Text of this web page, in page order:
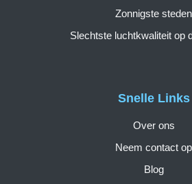
Snelle Links
Over ons
Neem contact op
Blog
Zonnigste steden
Slechtste luchtkwaliteit op